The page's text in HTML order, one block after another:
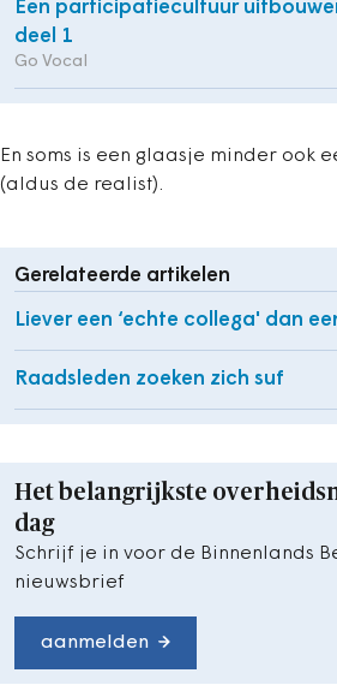
Een participatiecultuur
deel 1
Go Vocal
En soms is een glaasje minder ook
(aldus de realist).
Gerelateerde artikelen
Liever een ‘echte collega' dan
Raadsleden zoeken zich suf
Het belangrijkste
dag
Schrijf je in voor de Binnenlands
nieuwsbrief
aanmelden